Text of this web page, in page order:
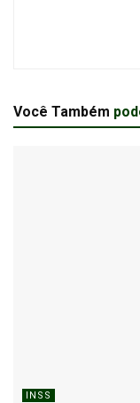
Você Também
INSS